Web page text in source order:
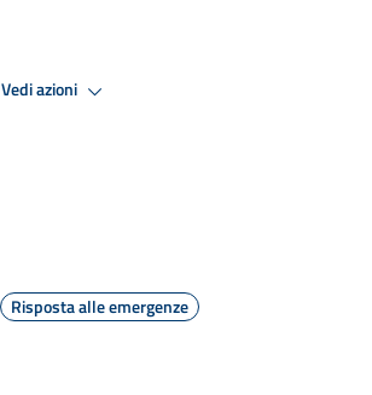
Vedi azioni
Risposta alle emergenze